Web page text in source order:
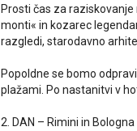
Prosti čas za
monti« in kozarec
razgledi, starodavno
Popoldne se bomo
plažami. Po nastanitvi v
2. DAN – Rimini in Bologna